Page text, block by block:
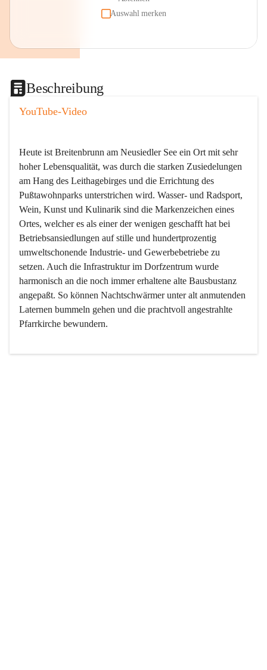
Auswahl merken
Beschreibung
YouTube-Video
Heute ist Breitenbrunn am Neusiedler See ein Ort mit sehr
hoher Lebensqualität, was durch die starken Zusiedelungen
am Hang des Leithagebirges und die Errichtung des
Pußtawohnparks unterstrichen wird. Wasser- und Radsport,
Wein, Kunst und Kulinarik sind die Markenzeichen eines
Ortes, welcher es als einer der wenigen geschafft hat bei
Betriebsansiedlungen auf stille und hundertprozentig
umweltschonende Industrie- und Gewerbebetriebe zu
setzen. Auch die Infrastruktur im Dorfzentrum wurde
harmonisch an die noch immer erhaltene alte Bausbustanz
angepaßt. So können Nachtschwärmer unter alt anmutenden
Laternen bummeln gehen und die prachtvoll angestrahlte
Pfarrkirche bewundern.
Der Weinbau dominert heute nicht mehr, ist aber integrativer